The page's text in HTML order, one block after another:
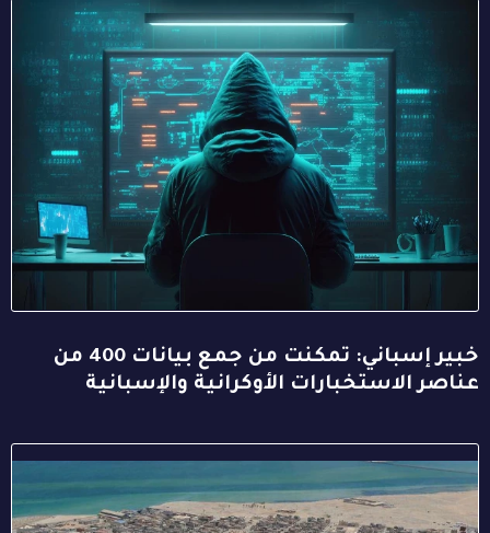
خبير إسباني: تمكنت من جمع بيانات 400 من
عناصر الاستخبارات الأوكرانية والإسبانية